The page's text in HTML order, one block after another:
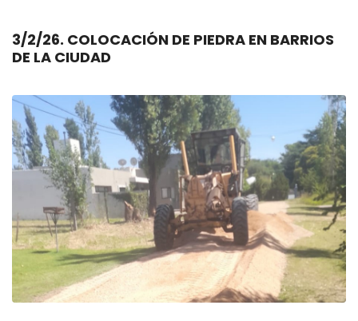
3/2/26. COLOCACIÓN DE PIEDRA EN BARRIOS
DE LA CIUDAD